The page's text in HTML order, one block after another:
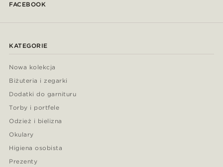
FACEBOOK
KATEGORIE
Nowa kolekcja
Biżuteria i zegarki
Dodatki do garnituru
Torby i portfele
Odzież i bielizna
Okulary
Higiena osobista
Prezenty